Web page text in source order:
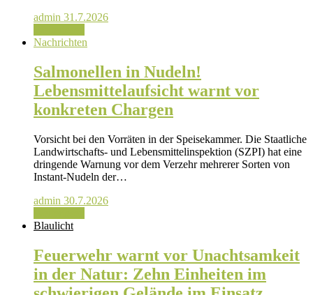
admin 31.7.2026
Nachrichten
Salmonellen in Nudeln!
Lebensmittelaufsicht warnt vor
konkreten Chargen
Vorsicht bei den Vorräten in der Speisekammer. Die Staatliche
Landwirtschafts- und Lebensmittelinspektion (SZPI) hat eine
dringende Warnung vor dem Verzehr mehrerer Sorten von
Instant-Nudeln der…
admin 30.7.2026
Blaulicht
Feuerwehr warnt vor Unachtsamkeit
in der Natur: Zehn Einheiten im